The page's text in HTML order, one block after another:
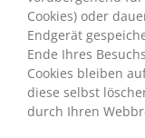
Cookies) oder
Endgerät
Ende Ihres
Cookies bleiben
diese selbst
durch Ihren